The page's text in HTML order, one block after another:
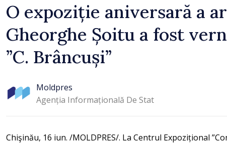
O expoziție aniversară a
Gheorghe Șoitu a fost
”C. Brâncuși”
Moldpres
Agenția Informațională De Stat
Chişinău, 16 iun. /MOLDPRES/. La Centrul Expozițional